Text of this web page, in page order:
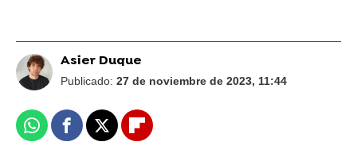
Asier Duque
Publicado: 27 de noviembre de 2023, 11:44
WhatsappFacebook
X Flipboard